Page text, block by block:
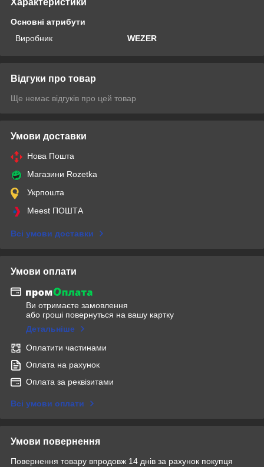
Основні атрибути
Виробник
WEZER
Відгуки про товар
Ще немає відгуків про цей товар
Умови доставки
Нова Пошта
Магазини Rozetka
Укрпошта
Meest ПОШТА
Всі умови доставки
Умови оплати
Ви отримаєте замовлення
або гроші повернуться на вашу картку
Детальніше
Оплатити частинами
Оплата на рахунок
Оплата за реквізитами
Всі умови оплати
Умови повернення
Повернення товару впродовж 14 днів за рахунок покупця